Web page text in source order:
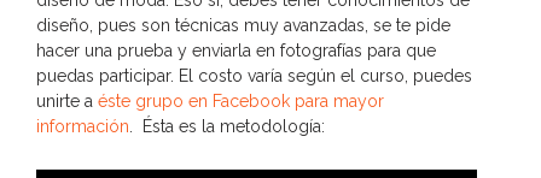
diseño, pues son técnicas muy avanzadas, se te pide
hacer una prueba y enviarla en fotografías para que
puedas participar. El costo varía según el curso, puedes
unirte a éste grupo en Facebook para mayor
información . Ésta es la metodología: